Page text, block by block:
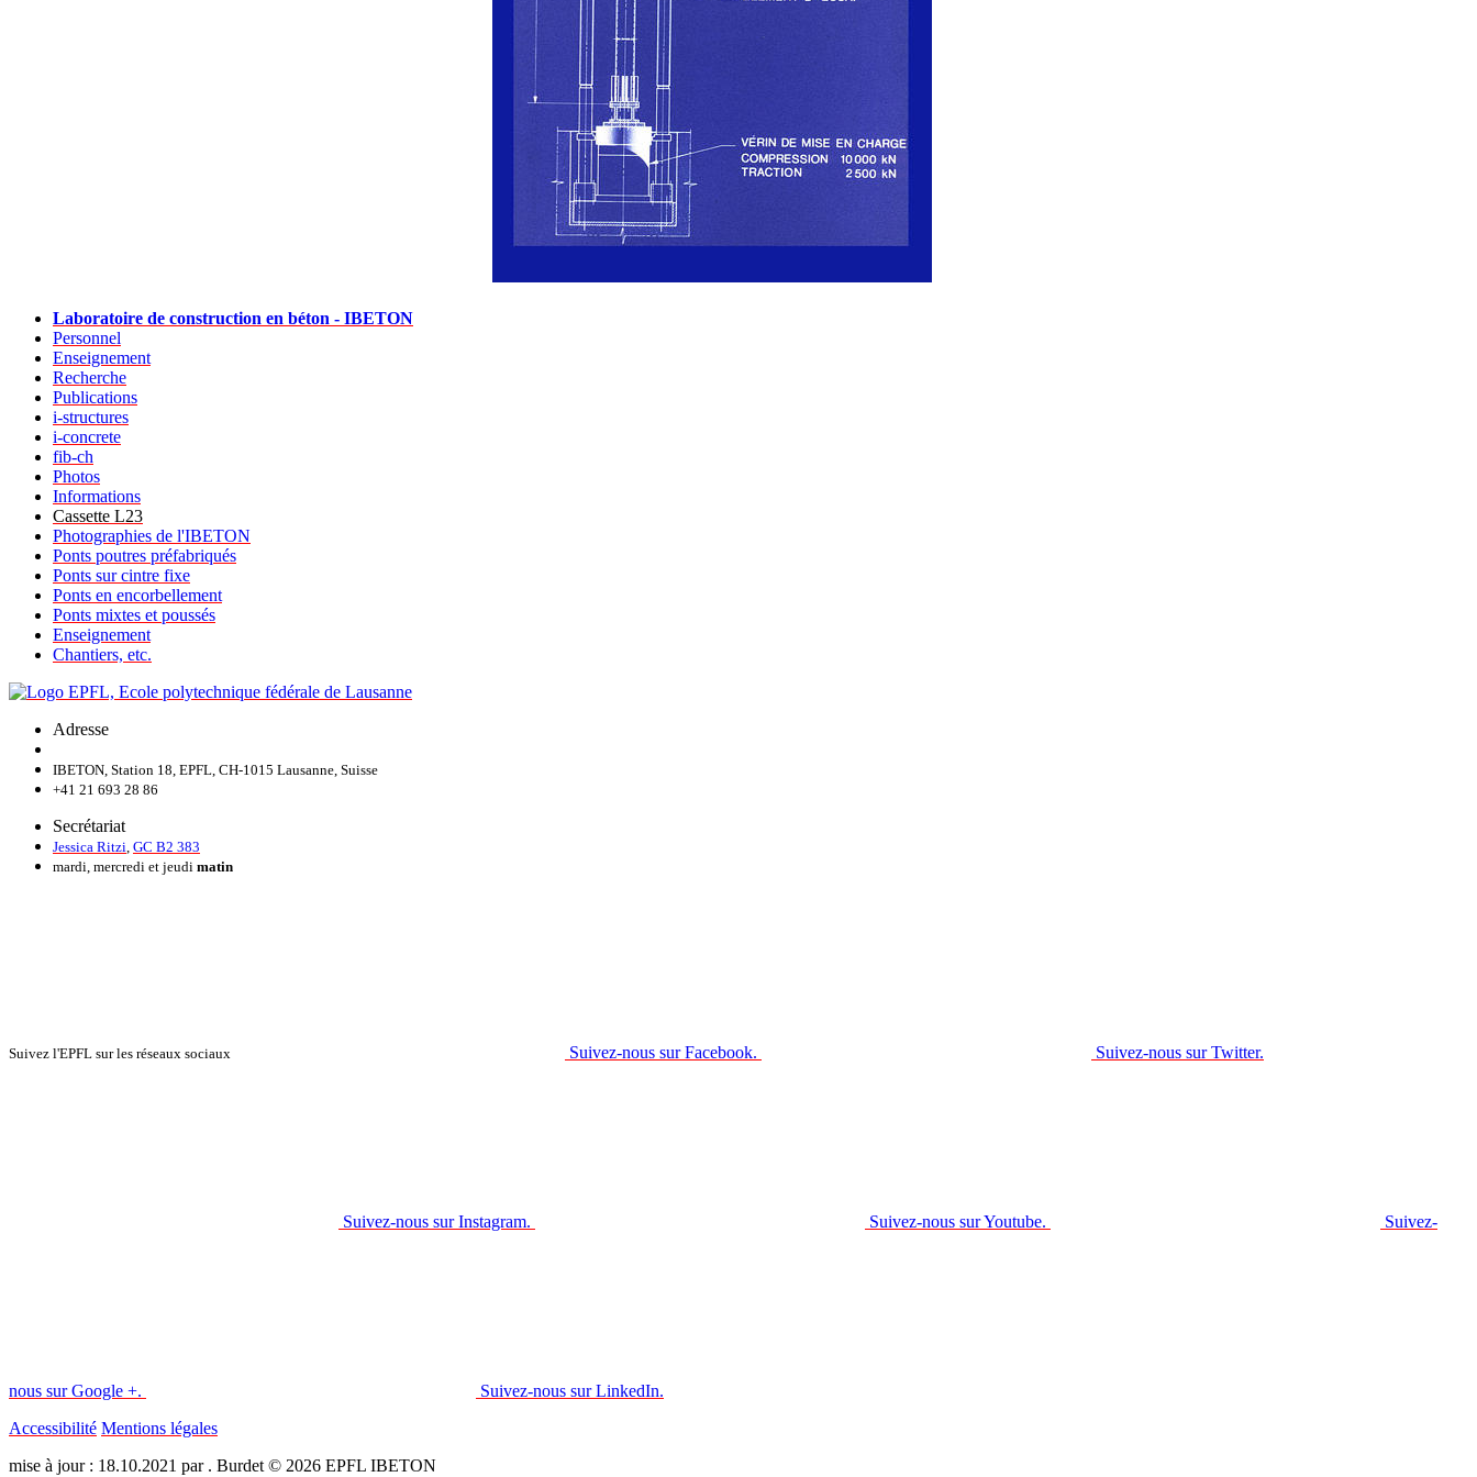
Laboratoire de construction en béton - IBETON
Personnel
Enseignement
Recherche
Publications
i-structures
i-concrete
fib-ch
Photos
Informations
Cassette L23
Photographies de l'IBETON
Ponts poutres préfabriqués
Ponts sur cintre fixe
Ponts en encorbellement
Ponts mixtes et poussés
Enseignement
Chantiers, etc.
Adresse
IBETON, Station 18, EPFL, CH-1015 Lausanne, Suisse
+41 21 693 28 86
Secrétariat
Jessica Ritzi GC B2 383
mardi, mercredi et jeudi matin
Suivez l'EPFL sur les réseaux sociaux Suivez-nous sur Facebook. Suivez-nous sur Twitter.
Suivez-nous sur Instagram. Suivez-nous sur Youtube. Suivez-
nous sur Google +.
Suivez-nous sur LinkedIn.
Accessibilité Mentions légales
mise à jour : 18.10.2021 par . Burdet © 2026 EPFL IBETON